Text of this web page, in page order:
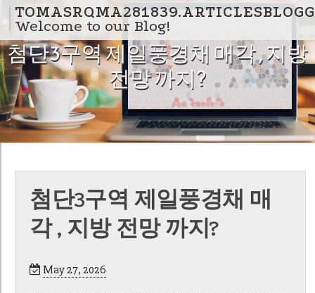
Skip to content
Welcome to our Blog!
첨단3구역 제일풍경채 매각 , 지방
전망 까지?
첨단3구역 제일풍경채 매
각 , 지방 전망 까지?
May 27, 2026